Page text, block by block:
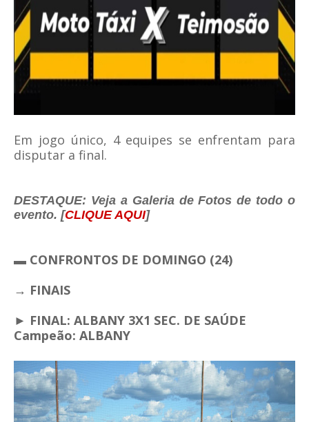
Em jogo único, 4 equipes se enfrentam para
disputar a final.
DESTAQUE: Veja a Galeria de Fotos de todo o
evento. [CLIQUE AQUI]
▬ CONFRONTOS DE DOMINGO (24)
→ FINAIS
► FINAL: ALBANY 3X1 SEC. DE SAÚDE
Campeão: ALBANY